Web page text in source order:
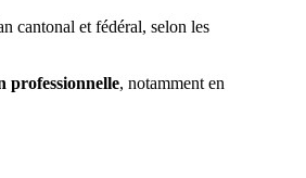
cantonal et fédéral, selon les
professionnelle, notamment en